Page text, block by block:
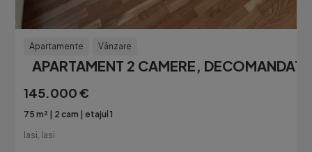
Apartamente Vânzare
APARTAMENT 2 CAMERE,
145.000 €
75 m² 2 cam
etajul 1
Iasi, Iasi